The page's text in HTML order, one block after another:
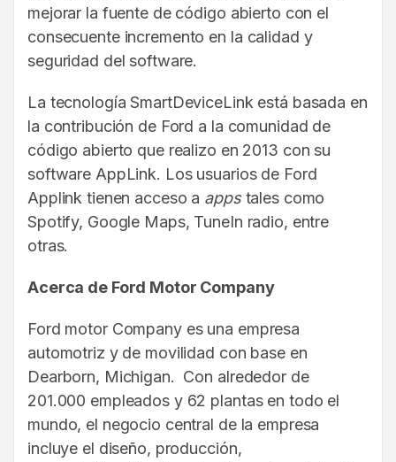
mejorar la fuente de código abierto con el
consecuente incremento en la calidad y
seguridad del software.
La tecnología SmartDeviceLink está basada en
la contribución de Ford a la comunidad de
código abierto que realizo en 2013 con su
software AppLink. Los usuarios de Ford
Applink tienen acceso a appstales como
Spotify, Google Maps, TuneIn radio, entre
otras.
Acerca de Ford Motor Company
Ford motor Company es una empresa
automotriz y de movilidad con base en
Dearborn, Michigan. Con alrededor de
201.000 empleados y 62 plantas en todo el
mundo, el negocio central de la empresa
incluye el diseño, producción,